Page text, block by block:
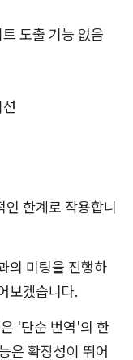
도출 기능 없음
인 한계로 작용합니
의 미팅을 진행하
보겠습니다.
'단순 번역'의 한
은 확장성이 뛰어